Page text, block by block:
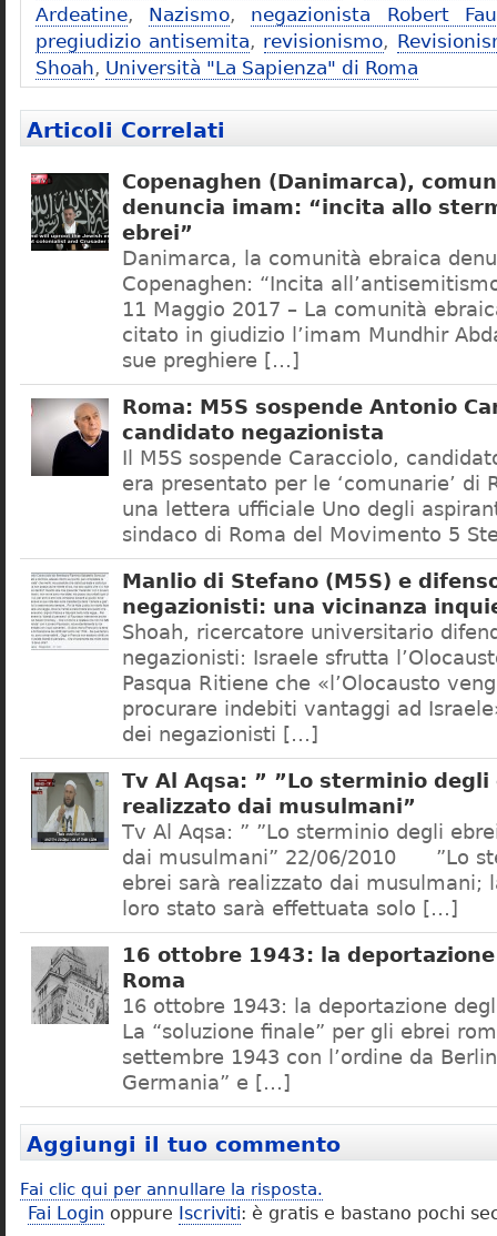
Ardeatine, Nazismo, negazionista Robert
pregiudizio antisemita, revisionismo,
Shoah, Università "La Sapienza" di Roma
Articoli Correlati
Copenaghen (Danimarca),
denuncia imam: “incita allo
ebrei”
Danimarca, la comunità ebraica
Copenaghen: “Incita
11 Maggio 2017 – La comunità
citato in giudizio l’imam Mundhir
sue preghiere […]
Roma: M5S sospende Antonio
candidato negazionista
Il M5S sospende Caracciolo,
era presentato per le ‘comunarie’ di
una lettera ufficiale Uno degli
sindaco di Roma del Movimento 5
Manlio di Stefano (M5S) e
negazionisti: una vicinanza
Shoah, ricercatore universitario
negazionisti: Israele sfrutta
Pasqua Ritiene che «l’Olocausto
procurare indebiti vantaggi ad
dei negazionisti […]
Tv Al Aqsa: ” ”Lo sterminio degli
realizzato dai musulmani”
Tv Al Aqsa: ” ”Lo sterminio degli
dai musulmani” 22/06/2010 ”Lo
ebrei sarà realizzato dai musulmani;
loro stato sarà effettuata solo […]
16 ottobre 1943: la
Roma
16 ottobre 1943: la deportazione
La “soluzione finale” per gli ebrei
settembre 1943 con l’ordine da
Germania” e […]
Aggiungi il tuo commento
Fai clic qui per annullare la risposta.
Fai Login oppure Iscriviti: è gratis e bastano pochi